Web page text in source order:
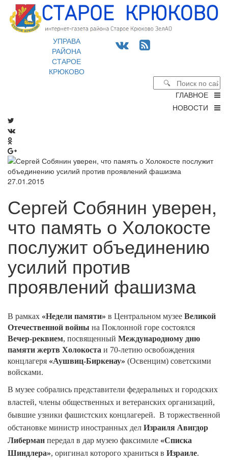
УПРАВА
РАЙОНА
СТАРОЕ
КРЮКОВО
ГЛАВНОЕ
НОВОСТИ
27.01.2015
Сергей Собянин уверен,
что память о Холокосте
послужит объединению
усилий против
проявлений фашизма
В рамках «Недели памяти» в Центральном музее Великой
Отечественной войны на Поклонной горе состоялся
Вечер-реквием, посвященный Международному дню
памяти жертв Холокоста и 70-летию освобождения
концлагеря «Аушвиц-Биркенау» (Освенцим) советскими
войсками.
В музее собрались представители федеральных и городских
властей, члены общественных и ветеранских организаций,
бывшие узники фашистских концлагерей. В торжественной
обстановке министр иностранных дел Израиля Авигдор
Либерман передал в дар музею факсимиле «Списка
Шиндлера», оригинал которого храниться в Израиле.